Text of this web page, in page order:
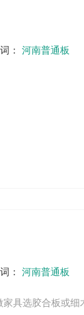
： 河南普通板
： 河南普通板
具选胶合板或